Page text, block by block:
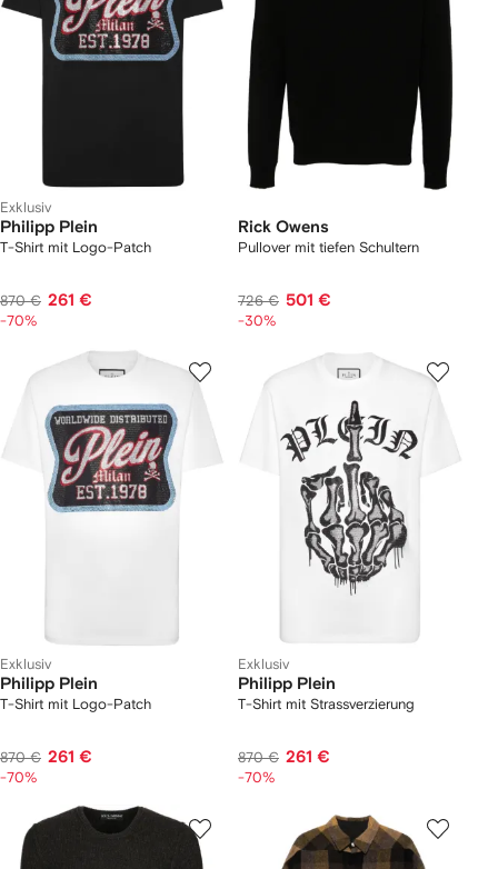
Exklusiv
Philipp Plein
T-Shirt mit Logo-Patch
870 € 261 €
-70%
Rick Owens
Pullover mit tiefen Schultern
726 € 501 €
-30%
Exklusiv
Philipp Plein
T-Shirt mit Logo-Patch
870 € 261 €
-70%
Exklusiv
Philipp Plein
T-Shirt mit Strassverzierung
870 € 261 €
-70%